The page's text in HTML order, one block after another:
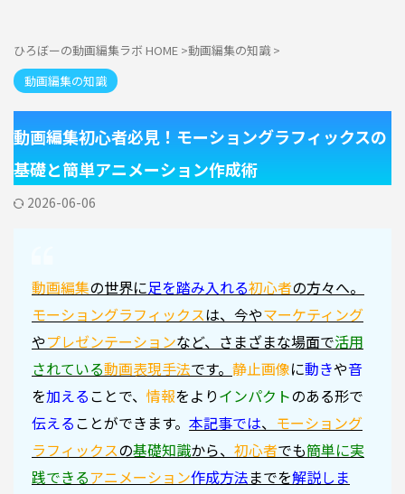
ひろぼーの動画編集ラボ HOME >動画編集の知識 >
動画編集の知識
動画編集初心者必見！モーショングラフィックスの
基礎と簡単アニメーション作成術
2026-06-06
動画編集の世界に足を踏み入れる初心者の方々へ。
モーショングラフィックスは、今やマーケティング
やプレゼンテーションなど、さまざまな場面で活用
されている動画表現手法です。 静止画像に動きや音
を加えることで、 情報をよりインパクトのある形で
伝えることができます。 本記事では、 モーショング
ラフィックスの基礎知識から、 初心者でも簡単に実
践できるアニメーション作成方法までを解説しま